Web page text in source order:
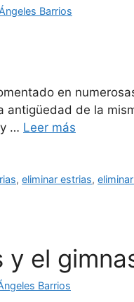
Ángeles Barrios
en
antigüedad de la
… Leer más
,eliminar estrias,
y el
Barrios